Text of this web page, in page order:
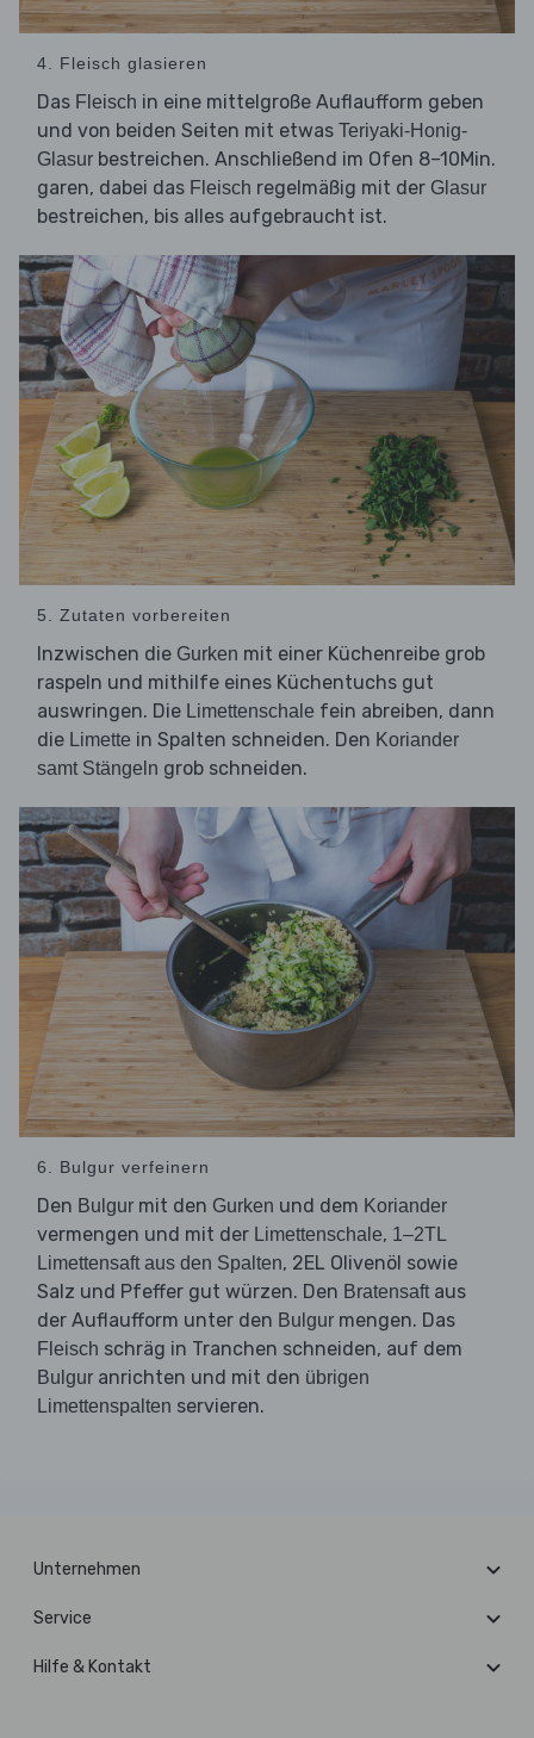
4. Fleisch glasieren
Das Fleisch in eine mittelgroße Auflaufform geben
und von beiden Seiten mit etwas Teriyaki-Honig-
Glasur bestreichen. Anschließend im Ofen 8–10Min.
garen, dabei das Fleisch regelmäßig mit der Glasur
bestreichen, bis alles aufgebraucht ist.
5. Zutaten vorbereiten
Inzwischen die Gurken mit einer Küchenreibe grob
raspeln und mithilfe eines Küchentuchs gut
auswringen. Die Limettenschale fein abreiben, dann
die Limette in Spalten schneiden. Den Koriander
samt Stängeln grob schneiden.
6. Bulgur verfeinern
Den Bulgur mit den Gurken und dem Koriander
vermengen und mit der Limettenschale, 1–2TL
Limettensaft aus den Spalten, 2EL Olivenöl sowie
Salz und Pfeffer gut würzen. Den Bratensaftaus
der Auflaufform unter den Bulgur mengen. Das
Fleisch schräg in Tranchen schneiden, auf dem
Bulgur anrichten und mit den übrigen
Limettenspalten servieren.
Unternehmen
Service
Hilfe & Kontakt